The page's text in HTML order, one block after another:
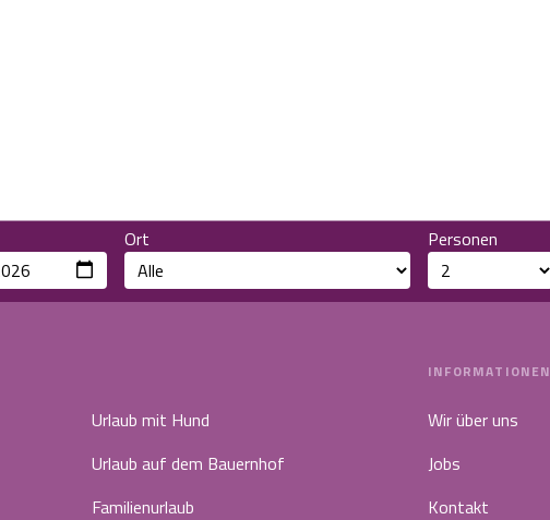
Ort Personen
Urlaub mit Hund
Urlaub auf dem Bauernhof
Familienurlaub
INFORMATIONEN
Wir über uns
Jobs
Kontakt